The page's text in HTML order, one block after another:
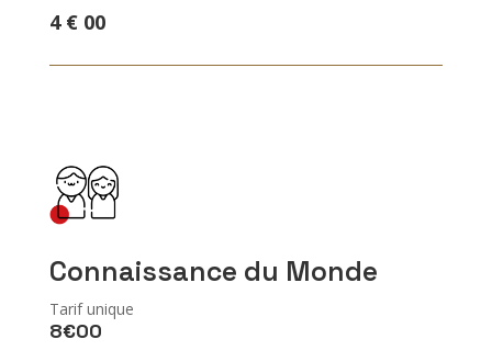
4 € 00
Connaissance du Monde
Tarif unique
8€00